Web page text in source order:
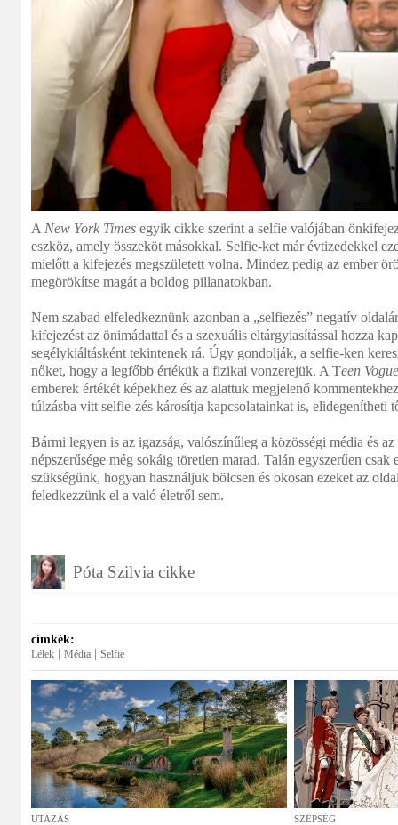
A New York Times egyik cikke szerint a selfie valójában
eszköz, amely összeköt másokkal. Selfie-ket már évtizedekkel
mielőtt a kifejezés megszületett volna. Mindez pedig az ember
megörökítse magát a boldog pillanatokban.
Nem szabad elfeledkeznünk azonban a „selfiezés” negatív
kifejezést az önimádattal és a szexuális eltárgyiasítással hozza
segélykiáltásként tekintenek rá. Úgy gondolják, a selfie-ken
nőket, hogy a legfőbb értékük a fizikai vonzerejük. A Teen Vogue
emberek értékét képekhez és az alattuk megjelenő
túlzásba vitt selfie-zés károsítja kapcsolatainkat is, elidegenítheti
Bármi legyen is az igazság, valószínűleg a közösségi média és
népszerűsége még sokáig töretlen marad. Talán egyszerűen
szükségünk, hogyan használjuk bölcsen és okosan ezeket az
feledkezzünk el a való életről sem.
Póta Szilvia cikke
címkék:
Lélek Média Selfie
UTAZÁS SZÉPSÉG